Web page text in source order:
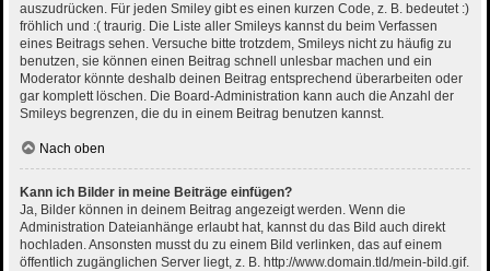
auszudrücken. Für jeden Smiley gibt es einen kurzen Code, z. B. bedeutet :)
fröhlich und :( traurig. Die Liste aller Smileys kannst du beim Verfassen
eines Beitrags sehen. Versuche bitte trotzdem, Smileys nicht zu häufig zu
benutzen, sie können einen Beitrag schnell unlesbar machen und ein
Moderator könnte deshalb deinen Beitrag entsprechend überarbeiten oder
gar komplett löschen. Die Board-Administration kann auch die Anzahl der
Smileys begrenzen, die du in einem Beitrag benutzen kannst.
Nach oben
Kann ich Bilder in meine Beiträge einfügen?
Ja, Bilder können in deinem Beitrag angezeigt werden. Wenn die
Administration Dateianhänge erlaubt hat, kannst du das Bild auch direkt
hochladen. Ansonsten musst du zu einem Bild verlinken, das auf einem
öffentlich zugänglichen Server liegt, z. B. http://www.domain.tld/mein-bild.gif.